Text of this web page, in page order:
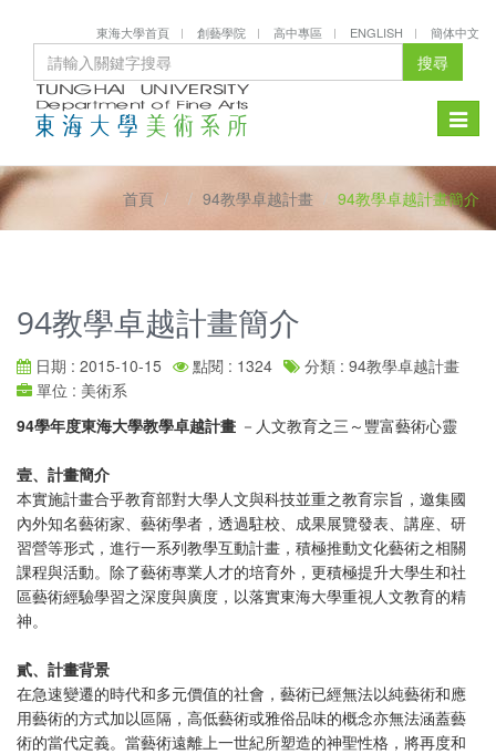
東海大學首頁 創藝學院 高中專區 ENGLISH 簡体中文
搜尋
Toggle
首頁 94教學卓越計畫 94教學卓越計畫簡介
94教學卓越計畫簡介
日期 : 2015-10-15 點閱 : 1324
分類 : 94教學卓越計畫
單位 : 美術系
94學年度東海大學教學卓越計畫 －人文教育之三～豐富藝術心靈
壹、計畫簡介
本實施計畫合乎教育部對大學人文與科技並重之教育宗旨，邀集國
內外知名藝術家、藝術學者，透過駐校、成果展覽發表、講座、研
習營等形式，進行一系列教學互動計畫，積極推動文化藝術之相關
課程與活動。除了藝術專業人才的培育外，更積極提升大學生和社
區藝術經驗學習之深度與廣度，以落實東海大學重視人文教育的精
神。
貳、計畫背景
在急速變遷的時代和多元價值的社會，藝術已經無法以純藝術和應
用藝術的方式加以區隔，高低藝術或雅俗品味的概念亦無法涵蓋藝
術的當代定義。當藝術遠離上一世紀所塑造的神聖性格，將再度和